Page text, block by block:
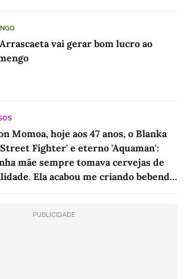
vai gerar bom lucro ao
Momoa, hoje aos 47 anos, o Blanka
Fighter' e eterno 'Aquaman':
mãe sempre tomava cervejas de
Ela acabou me criando bebendo
PUBLICIDADE